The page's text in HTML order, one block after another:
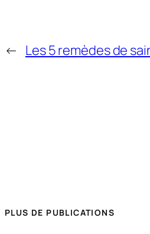
← Les 5 remèdes de
PLUS DE PUBLICATIONS